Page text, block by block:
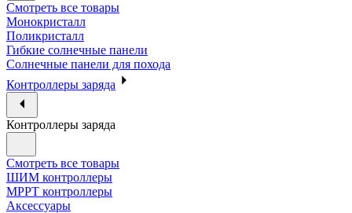
Смотреть все товары
Монокристалл
Поликристалл
Гибкие солнечные панели
Солнечные панели для похода
Контроллеры заряда
Контроллеры заряда
Смотреть все товары
ШИМ контроллеры
МРРТ контроллеры
Аксессуары